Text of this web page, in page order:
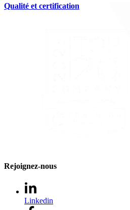
Qualité et certification
Rejoignez-nous
Linkedin